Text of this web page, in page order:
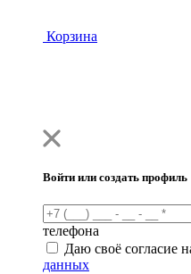
Корзина
Войти или создать профиль
телефона
Даю своё согласие
данных